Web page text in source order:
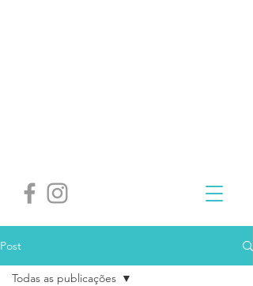
Post
Todas as publicações